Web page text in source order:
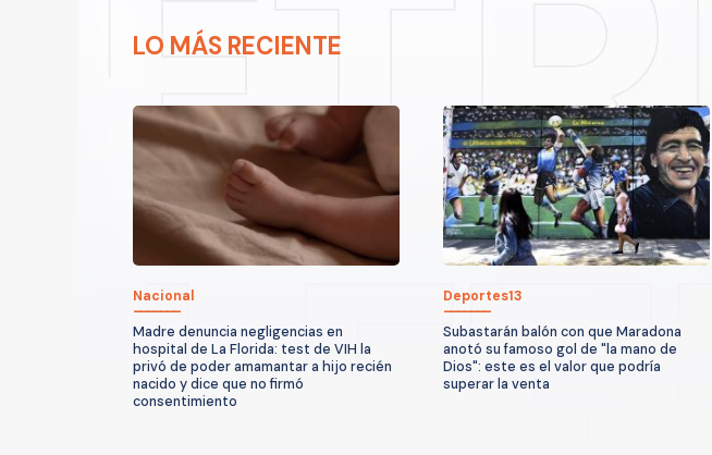
LO MÁS RECIENTE
Nacional
Madre denuncia negligencias en
hospital de La Florida: test de VIH la
privó de poder amamantar a hijo recién
nacido y dice que no firmó
consentimiento
Deportes13
Subastarán balón con que Maradona
anotó su famoso gol de "la mano de
Dios": este es el valor que podría
superar la venta